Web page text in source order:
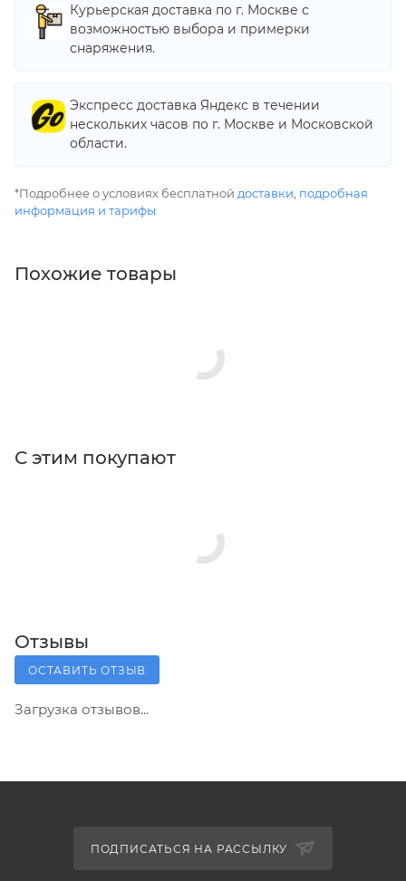
Курьерская доставка по г. Москве с
возможностью выбора и примерки
снаряжения.
Экспресс доставка Яндекс в течении
нескольких часов по г. Москве и Московской
области.
*Подробнее о условиях бесплатной доставки подробная
информация и тарифы
Похожие товары
С этим покупают
Отзывы
ОСТАВИТЬ ОТЗЫВ
Загрузка отзывов...
ПОДПИСАТЬСЯ НА РАССЫЛКУ